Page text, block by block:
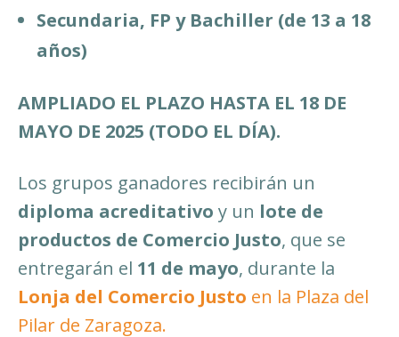
Secundaria, FP y Bachiller (de 13 a 18
años)
AMPLIADO EL PLAZO HASTA EL 18 DE
MAYO DE 2025 (TODO EL DÍA).
Los grupos ganadores recibirán un
diploma acreditativo y un lote de
productos de Comercio Justo, que se
entregarán el 11 de mayo, durante la
Lonja del Comercio Justo en la Plaza del
Pilar de Zaragoza.